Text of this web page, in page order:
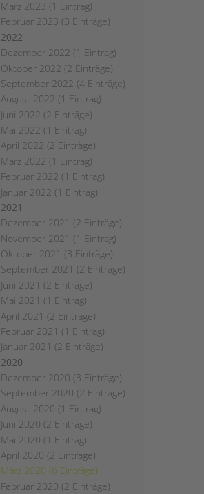
März 2023 (1 Eintrag)
Februar 2023 (3 Einträge)
2022
Dezember 2022 (1 Eintrag)
Oktober 2022 (2 Einträge)
September 2022 (4 Einträge)
August 2022 (1 Eintrag)
Juni 2022 (2 Einträge)
Mai 2022 (1 Eintrag)
April 2022 (2 Einträge)
März 2022 (1 Eintrag)
Februar 2022 (1 Eintrag)
Januar 2022 (1 Eintrag)
2021
Dezember 2021 (2 Einträge)
November 2021 (1 Eintrag)
Oktober 2021 (3 Einträge)
September 2021 (2 Einträge)
Juni 2021 (2 Einträge)
Mai 2021 (1 Eintrag)
April 2021 (2 Einträge)
Februar 2021 (1 Eintrag)
Januar 2021 (2 Einträge)
2020
Dezember 2020 (3 Einträge)
September 2020 (2 Einträge)
August 2020 (1 Eintrag)
Juni 2020 (2 Einträge)
Mai 2020 (1 Eintrag)
April 2020 (2 Einträge)
März 2020 (6 Einträge)
Februar 2020 (2 Einträge)